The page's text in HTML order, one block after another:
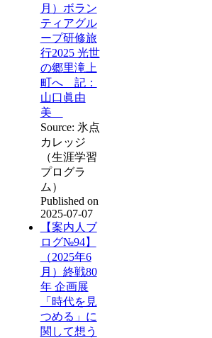
月）ボラン
ティアグル
ープ研修旅
行2025 光世
の郷里滝上
町へ 記：
山口眞由
美
Source: 氷点
カレッジ
（生涯学習
プログラ
ム）
Published on
2025-07-07
【案内人ブ
ログ№94】
（2025年6
月）終戦80
年 企画展
「時代を見
つめる」に
関して想う